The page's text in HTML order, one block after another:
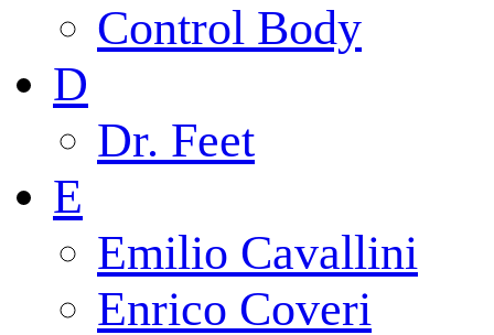
Control Body
D
Dr. Feet
E
Emilio Cavallini
Enrico Coveri